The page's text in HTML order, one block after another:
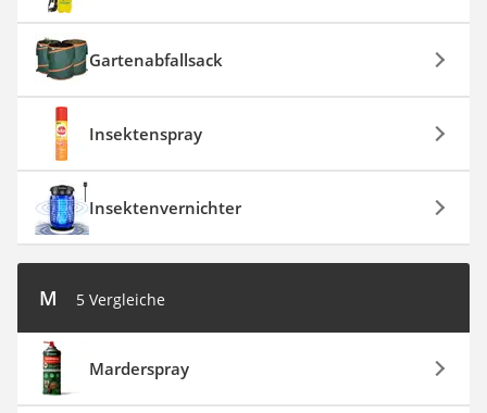
Gartenabfallsack
Insektenspray
Insektenvernichter
M 5 Vergleiche
Marderspray